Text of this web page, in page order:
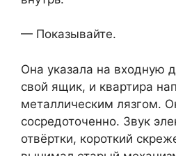
— Показывайте.
Она указала на входную
свой ящик, и квартира
металлическим лязгом.
сосредоточенно. Звук
отвёртки, короткий